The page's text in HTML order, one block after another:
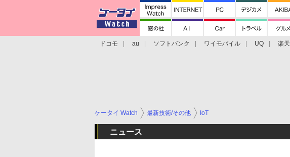
ドコモ au ソフトバンク ワイモバイル UQ 楽天
ケータイ Watch 最新技術/その他 IoT
ニュース